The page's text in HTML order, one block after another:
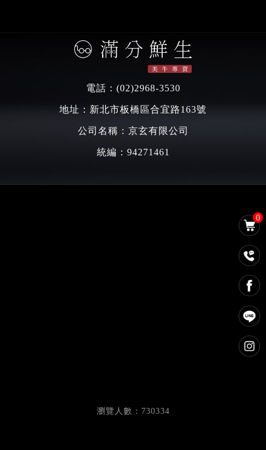
0
電話： (02)2968-3530
地址：新北市板橋區合宜路163號
公司名稱：京玄有限公司
統編：94271461
瀏覽人數：730334